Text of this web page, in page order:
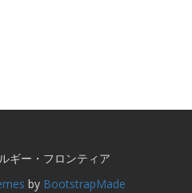
ギー・フロンティア
by BootstrapMade